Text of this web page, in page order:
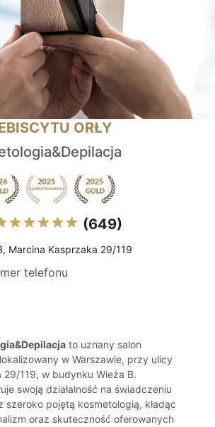
ORŁY
(649)
Marcina Kasprzaka 29/119
telefonu
to uznany salon
w Warszawie, przy ulicy
29/119, w budynku Wieża B.
swoją działalność na świadczeniu
szeroko pojętą kosmetologią, kładąc
oraz skuteczność oferowanych